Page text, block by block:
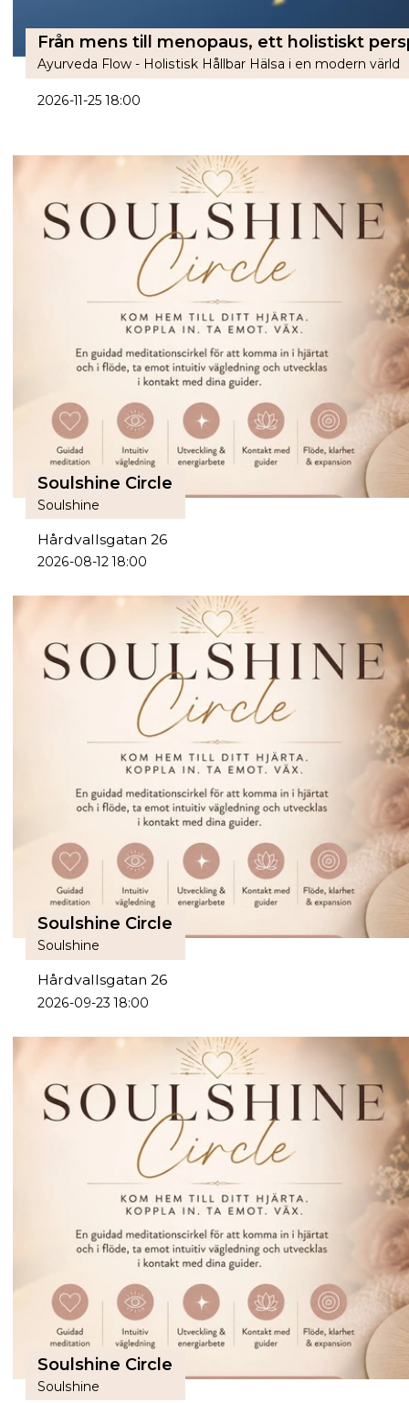
Ayurveda Flow - Holistisk Hållbar Hälsa i en modern värld
2026-11-25 18:00
Soulshine Circle
Soulshine
Hårdvallsgatan 26
2026-08-12 18:00
Soulshine Circle
Soulshine
Hårdvallsgatan 26
2026-09-23 18:00
Soulshine Circle
Soulshine